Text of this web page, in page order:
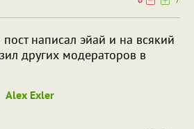
написал эйай и на всякий
других модераторов в
Alex Exler